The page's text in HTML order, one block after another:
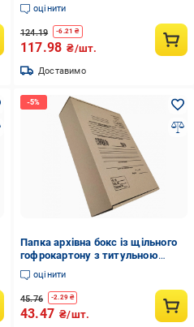
оцінити
124.19 -6.21 ₴
117.98 ₴/шт.
Доставимо
Папка архівна бокс із щільного
гофрокартону з титульною
сторінкою формату А4 корінець
80 мм 323х228 мм (ПАГК-А4-
Т-80-4)
оцінити
45.76 -2.29₴
43.47 ₴/шт.